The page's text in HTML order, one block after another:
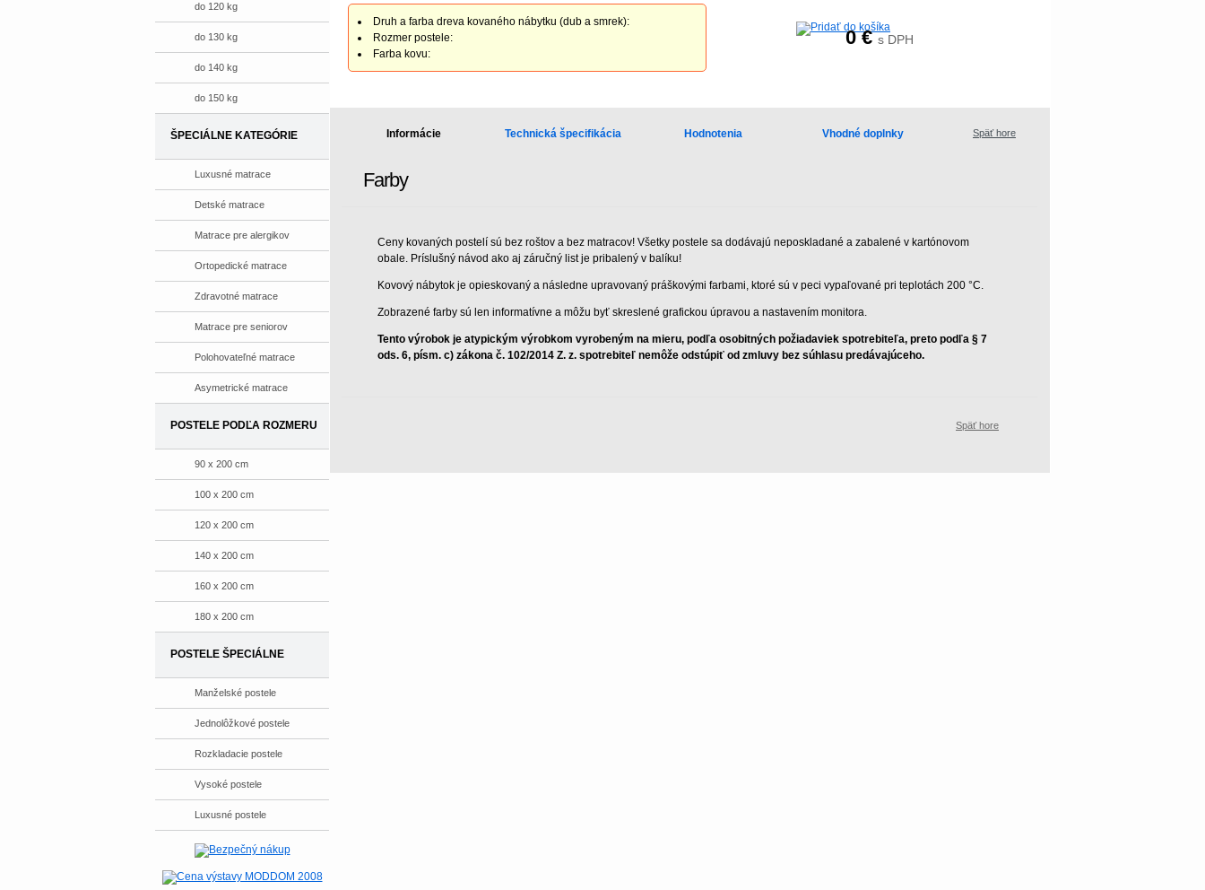
Druh a farba dreva kovaného nábytku (dub a smrek):
Rozmer postele:
Farba kovu:
0€s DPH
Informácie Technická špecifikácia Hodnotenia Vhodné doplnky Späť hore
Farby
Ceny kovaných postelí sú bez roštov a bez matracov! Všetky postele sa dodávajú neposkladané a zabalené v kartónovom
obale. Príslušný návod ako aj záručný list je pribalený v balíku!
Kovový nábytok je opieskovaný a následne upravovaný práškovými farbami, ktoré sú v peci vypaľované pri teplotách 200 °C.
Zobrazené farby sú len informatívne a môžu byť skreslené grafickou úpravou a nastavením monitora.
Tento výrobok je atypickým výrobkom vyrobeným na mieru, podľa osobitných požiadaviek spotrebiteľa, preto podľa § 7
ods. 6, písm. c) zákona č. 102/2014 Z. z. spotrebiteľ nemôže odstúpiť od zmluvy bez súhlasu predávajúceho.
Späť hore
do 120 kg
do 130 kg
do 140 kg
do 150 kg
ŠPECIÁLNE KATEGÓRIE
Luxusné matrace
Detské matrace
Matrace pre alergikov
Ortopedické matrace
Zdravotné matrace
Matrace pre seniorov
Polohovateľné matrace
Asymetrické matrace
POSTELE PODĽA ROZMERU
90 x 200 cm
100 x 200 cm
120 x 200 cm
140 x 200 cm
160 x 200 cm
180 x 200 cm
POSTELE ŠPECIÁLNE
Manželské postele
Jednolôžkové postele
Rozkladacie postele
Vysoké postele
Luxusné postele